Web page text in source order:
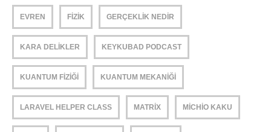
EVREN FIZIK GERÇEKLIK NEDIR
KARA DELIKLER KEYKUBAD PODCAST
KUANTUM FIZIĞI KUANTUM MEKANIĞI
LARAVEL HELPER CLASS MATRIX MICHIO KAKU